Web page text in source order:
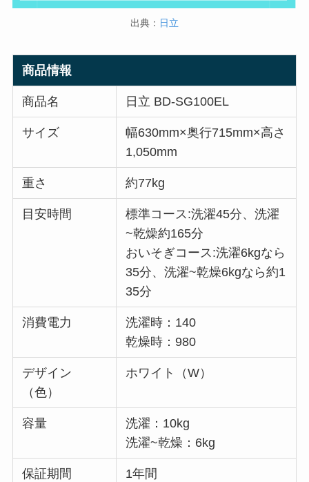
出典： 日立
商品情報
商品名 日立 BD-SG100EL
サイズ
幅630mm×奥行715mm×高さ
1,050mm
重さ 約77kg
目安時間
標準コース:洗濯45分、洗濯
~乾燥約165分
おいそぎコース:洗濯6kgなら
35分、洗濯~乾燥6kgなら約1
35分
消費電力
洗濯時：140
乾燥時：980
デザイン
（色）
ホワイト（W）
容量
洗濯：10kg
洗濯~乾燥：6kg
保証期間 1年間